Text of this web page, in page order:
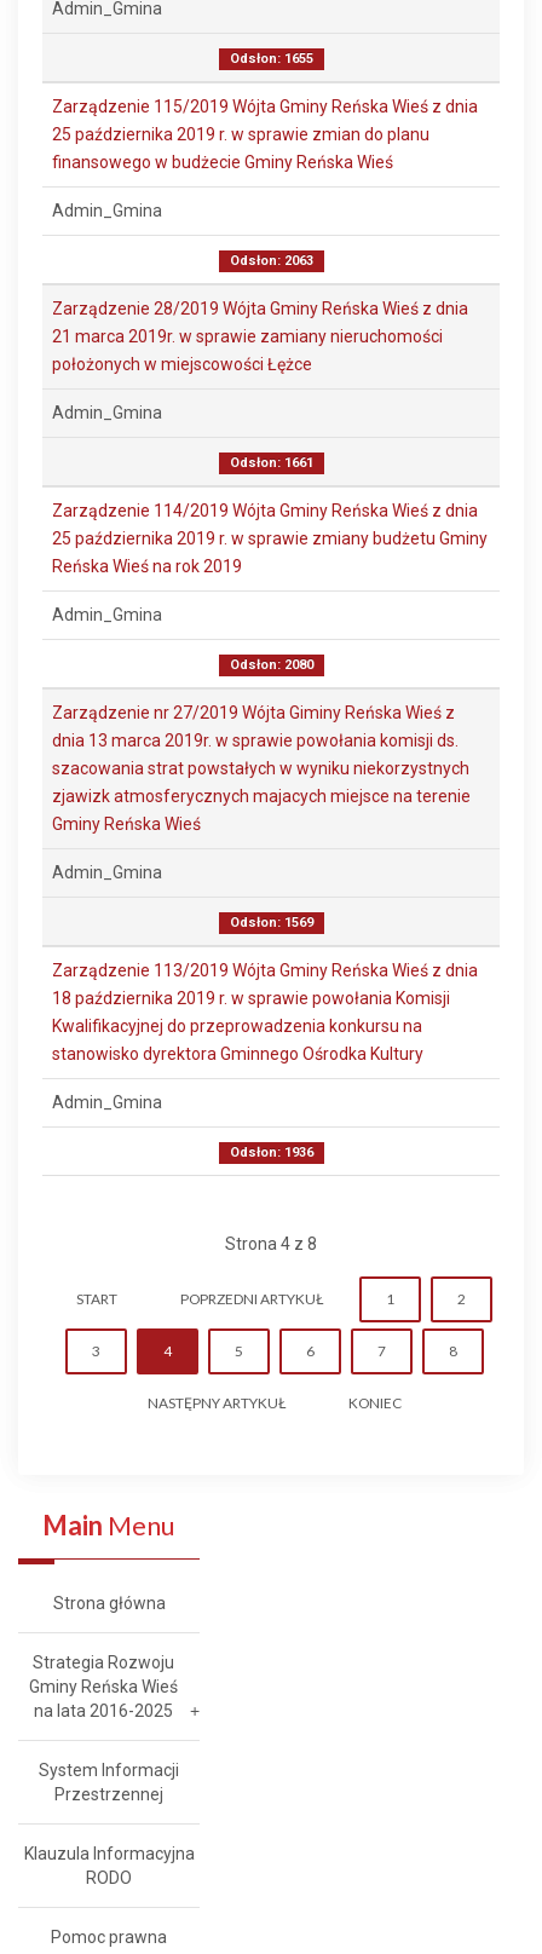
Admin_Gmina
Odsłon: 1655
Zarządzenie 115/2019 Wójta Gminy Reńska Wieś z dnia
25 października 2019 r. w sprawie zmian do planu
finansowego w budżecie Gminy Reńska Wieś
Admin_Gmina
Odsłon: 2063
Zarządzenie 28/2019 Wójta Gminy Reńska Wieś z dnia
21 marca 2019r. w sprawie zamiany nieruchomości
położonych w miejscowości Łężce
Admin_Gmina
Odsłon: 1661
Zarządzenie 114/2019 Wójta Gminy Reńska Wieś z dnia
25 października 2019 r. w sprawie zmiany budżetu Gminy
Reńska Wieś na rok 2019
Admin_Gmina
Odsłon: 2080
Zarządzenie nr 27/2019 Wójta Giminy Reńska Wieś z
dnia 13 marca 2019r. w sprawie powołania komisji ds.
szacowania strat powstałych w wyniku niekorzystnych
zjawizk atmosferycznych majacych miejsce na terenie
Gminy Reńska Wieś
Admin_Gmina
Odsłon: 1569
Zarządzenie 113/2019 Wójta Gminy Reńska Wieś z dnia
18 października 2019 r. w sprawie powołania Komisji
Kwalifikacyjnej do przeprowadzenia konkursu na
stanowisko dyrektora Gminnego Ośrodka Kultury
Admin_Gmina
Odsłon: 1936
Strona 4 z 8
START POPRZEDNI ARTYKUŁ 1 2
3 4 5 6 7 8
NASTĘPNY ARTYKUŁ KONIEC
Main Menu
Strona główna
Strategia Rozwoju
Gminy Reńska Wieś
na lata 2016-2025
System Informacji
Przestrzennej
Klauzula Informacyjna
RODO
Pomoc prawna